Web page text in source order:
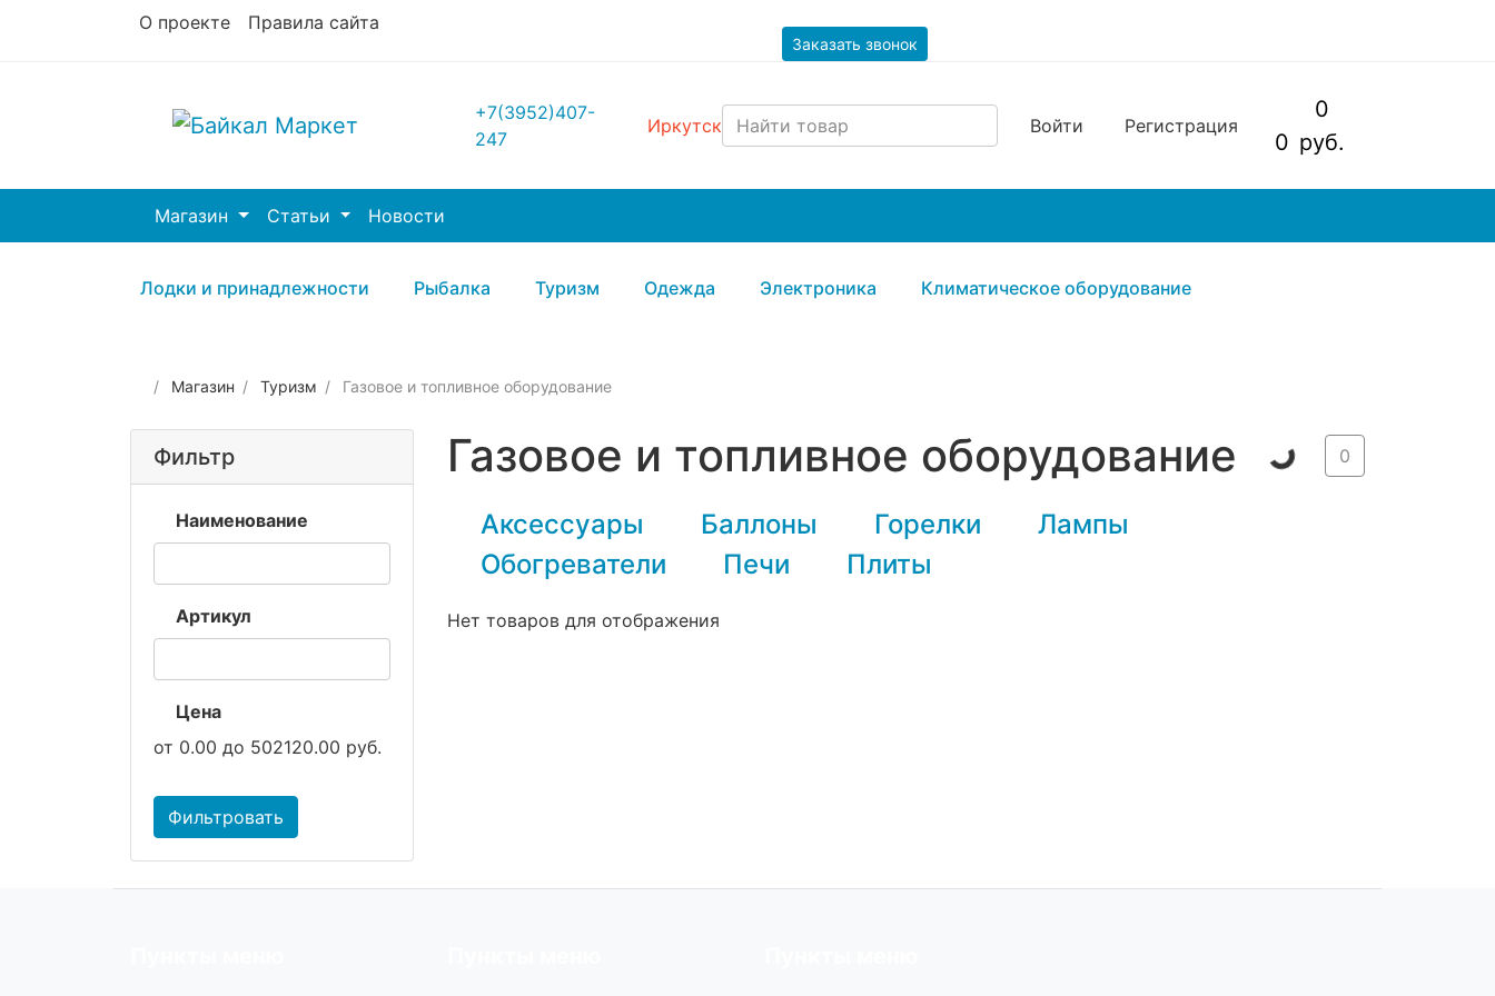
О проекте Правила сайта
Заказать звонок
+7(3952)407-
247
Иркутск Войти Регистрация
0
0
руб.
Магазин Статьи Новости
Лодки и принадлежности Рыбалка Туризм Одежда Электроника Климатическое оборудование
Магазин Туризм Газовое и топливное оборудование
Фильтр
Наименование
Артикул
Цена
от 0.00 до 502120.00 руб.
Фильтровать
Газовое и топливное оборудование 0
Аксессуары Баллоны Горелки
Лампы
Обогреватели
Печи Плиты
Нет товаров для отображения